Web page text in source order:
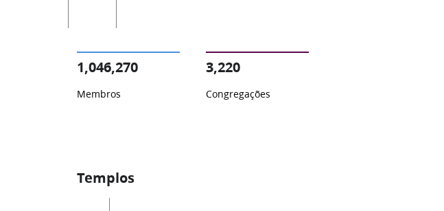
1,046,270
Membros
3,220
Congregações
Templos